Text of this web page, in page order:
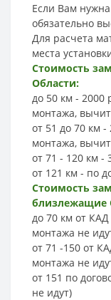
Если Вам нужна
обязательно
Для расчета
места
Стоимость
Области:
до 50 км - 2000
монтажа,
от 51 до 70 км -
монтажа,
от 71 - 120 км -
от 121 км - по
Стоимость
близлежащие
до 70 км от
монтажа не
от 71 -150 от
монтажа не
от 151 по
не идут)